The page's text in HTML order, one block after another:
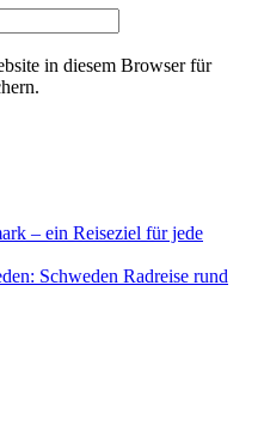
in diesem Browser für
– ein Reiseziel für jede
Schweden Radreise rund